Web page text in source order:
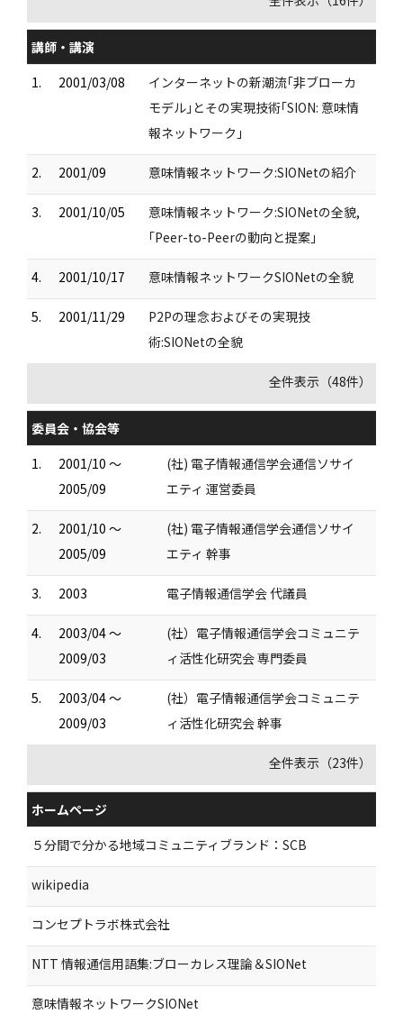
講師・講演
1.
2001/03/08
インターネットの新潮流｢非ブローカ
モデル｣とその実現技術｢SION: 意味情
報ネットワーク｣
2. 2001/09 意味情報ネットワーク:SIONetの紹介
3. 2001/10/05
意味情報ネットワーク:SIONetの全貌,
｢Peer-to-Peerの動向と提案｣
4. 2001/10/17 意味情報ネットワークSIONetの全貌
5. 2001/11/29
P2Pの理念およびその実現技
術:SIONetの全貌
全件表示（48件）
委員会・協会等
1.
2001/10 ～
2005/09
(社) 電子情報通信学会通信ソサイ
エティ 運営委員
2.
2001/10 ～
2005/09
(社) 電子情報通信学会通信ソサイ
エティ 幹事
3. 2003 電子情報通信学会 代議員
4.
2003/04 ～
2009/03
(社）電子情報通信学会コミュニテ
ィ活性化研究会 専門委員
5.
2003/04 ～
2009/03
(社）電子情報通信学会コミュニテ
ィ活性化研究会 幹事
全件表示（23件）
ホームページ
５分間で分かる地域コミュニティブランド：SCB
wikipedia
コンセプトラボ株式会社
NTT 情報通信用語集:ブローカレス理論＆SIONet
意味情報ネットワークSIONet